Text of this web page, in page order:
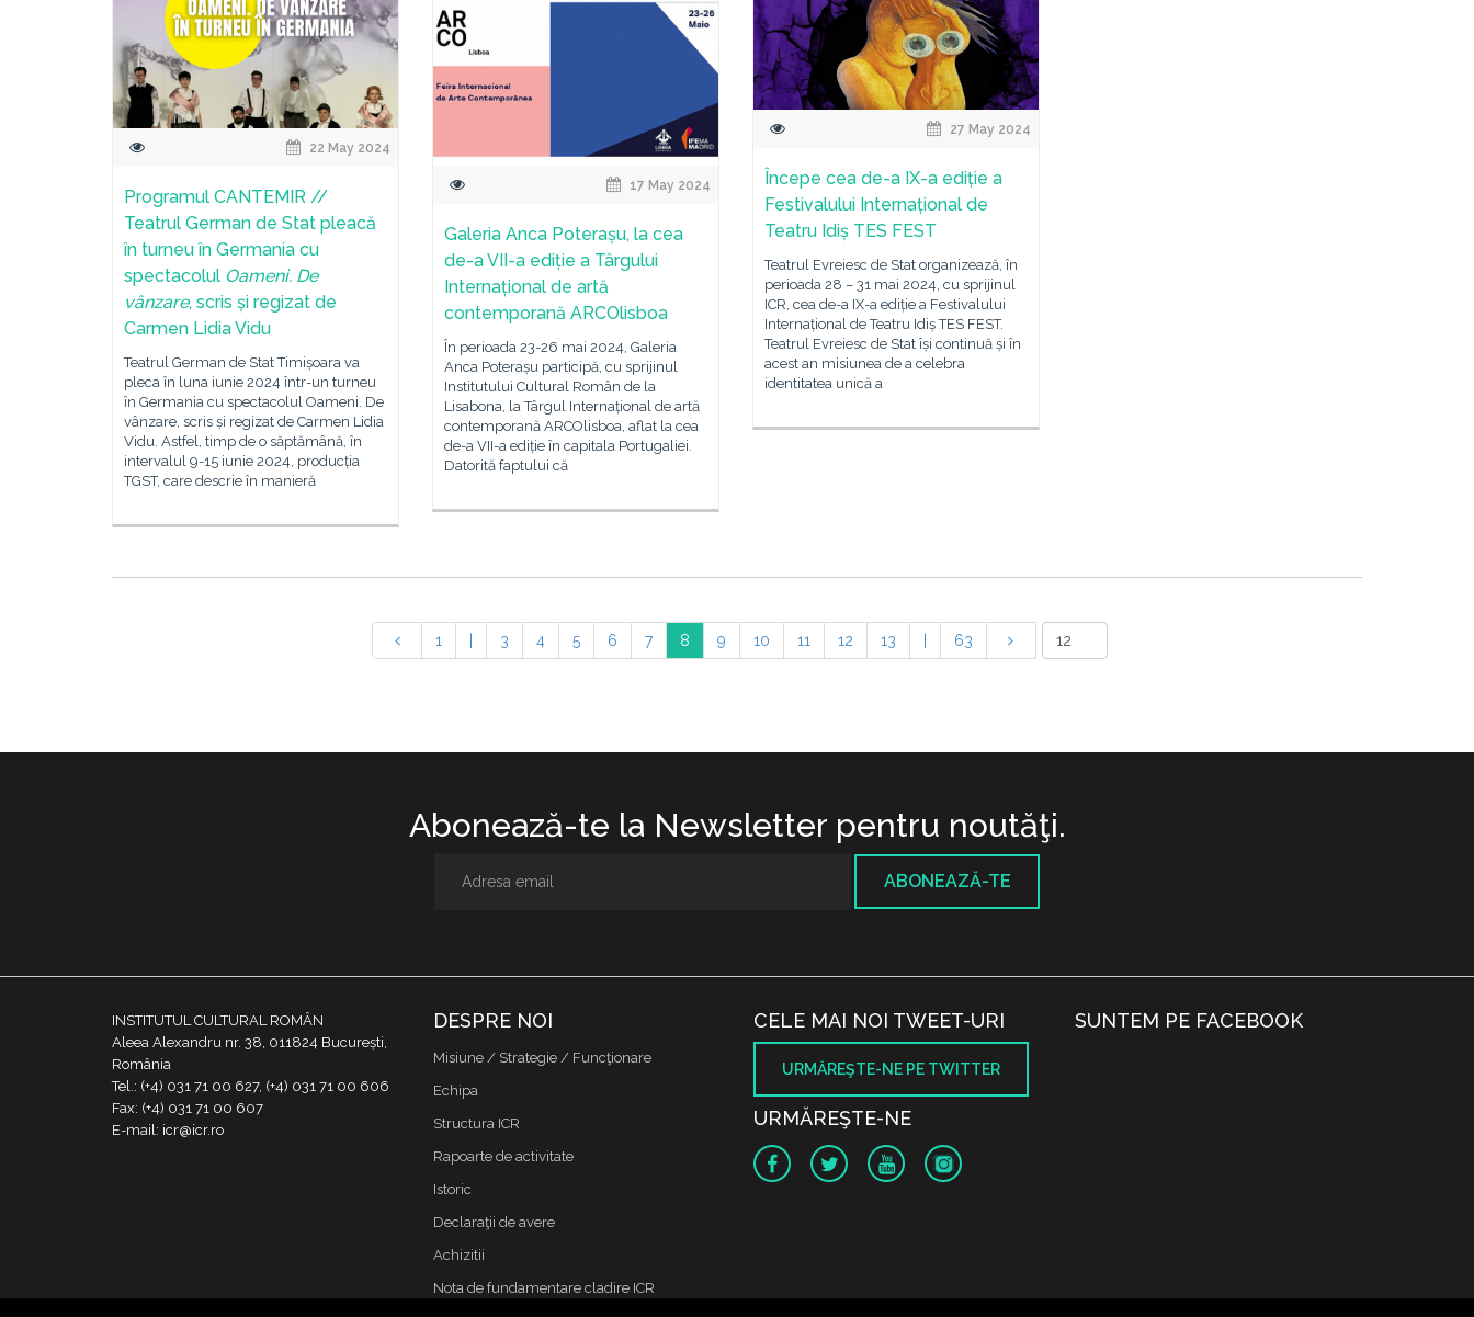
27 May 2024
Începe cea de-a IX-a ediție a
Festivalului Internațional de
Teatru Idiș TES FEST
Teatrul Evreiesc de Stat organizează, în
perioada 28 – 31 mai 2024, cu sprijinul
ICR, cea de-a IX-a ediție a Festivalului
Internațional de Teatru Idiș TES FEST.
Teatrul Evreiesc de Stat își continuă și în
acest an misiunea de a celebra
identitatea unică a
22 May 2024
Programul CANTEMIR //
Teatrul German de Stat pleacă
în turneu în Germania cu
spectacolul Oameni. De
vânzare, scris și regizat de
Carmen Lidia Vidu
Teatrul German de Stat Timișoara va
pleca în luna iunie 2024 într-un turneu
în Germania cu spectacolul Oameni. De
vânzare, scris și regizat de Carmen Lidia
Vidu. Astfel, timp de o săptămână, în
intervalul 9-15 iunie 2024, producția
TGST, care descrie în manieră
17 May 2024
Galeria Anca Poterașu, la cea
de-a VII-a ediție a Târgului
Internațional de artă
contemporană ARCOlisboa
În perioada 23-26 mai 2024, Galeria
Anca Poterașu participă, cu sprijinul
Institutului Cultural Român de la
Lisabona, la Târgul Internațional de artă
contemporană ARCOlisboa, aflat la cea
de-a VII-a ediție în capitala Portugaliei.
Datorită faptului că
1 3 4 5 6 7 8 9 10 11 12 13 63
Abonează-te la Newsletter pentru noutăţi.
ABONEAZĂ-TE
INSTITUTUL CULTURAL ROMÂN
Aleea Alexandru nr. 38, 011824 București,
România
Tel.: (+4) 031 71 00 627, (+4) 031 71 00 606
Fax: (+4) 031 71 00 607
E-mail: icr@icr.ro
DESPRE NOI
Misiune / Strategie / Funcţionare
Echipa
Structura ICR
Rapoarte de activitate
Istoric
Declaraţii de avere
Achizitii
Nota de fundamentare cladire ICR
CELE MAI NOI TWEET-URI
URMĂREŞTE-NE PE TWITTER
URMĂREŞTE-NE
SUNTEM PE FACEBOOK